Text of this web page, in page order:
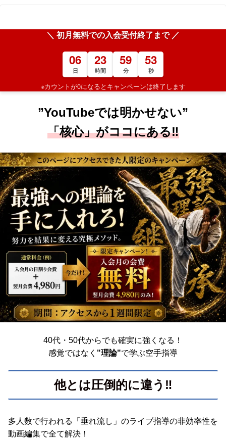
＼ 初月無料での入会受付終了まで ／
06
日
23
時間
59
分
51
秒
※カウントが0になるとキャンペーンは終了します
”YouTubeでは明かせない”
「核心」がココにある‼️
40代・50代からでも確実に強くなる！
感覚ではなく "理論"で学ぶ空手指導
他とは圧倒的に違う‼️
多人数で行われる「垂れ流し」のライブ指導の非効率性を
動画編集で全て解決！